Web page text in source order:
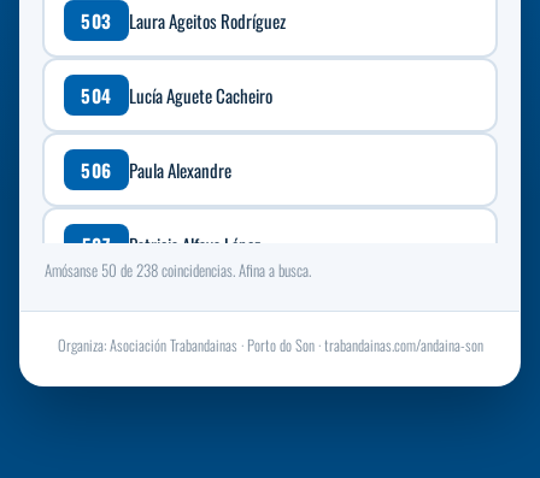
503 Laura Ageitos Rodríguez
504 Lucía Aguete Cacheiro
506 Paula Alexandre
507 Patricia Alfaya López
509 Daniel Alonso Gonzalez
510 Maira Alonso Lema
Amósanse 50 de 238 coincidencias. Afina a busca.
Organiza: Asociación Trabandainas · Porto do Son · trabandainas.com/andaina-son